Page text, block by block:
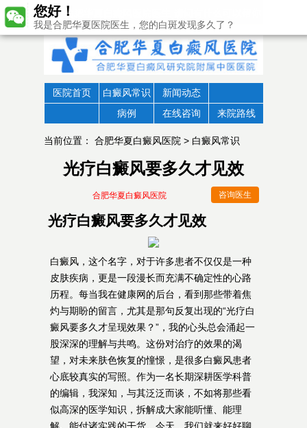
医院首页 白癜风常识
新闻动态
病例
在线咨询 来院路线
当前位置： 合肥华夏白癜风医院 > 白癜风常识
光疗白癜风要多久才见效
合肥华夏白癜风医院 咨询医生
光疗白癜风要多久才见效
白癜风，这个名字，对于许多患者不仅仅是一种
皮肤疾病，更是一段漫长而充满不确定性的心路
历程。每当我在健康网的后台，看到那些带着焦
灼与期盼的留言，尤其是那句反复出现的“光疗白
癜风要多久才呈现效果？”，我的心头总会涌起一
股深深的理解与共鸣。这份对治疗的效果的渴
望，对未来肤色恢复的憧憬，是很多白癜风患者
心底较真实的写照。作为一名长期深耕医学科普
的编辑，我深知，与其泛泛而谈，不如将那些看
似高深的医学知识，拆解成大家能听懂、能理
您好！
我是合肥华夏医院医生，您的白斑发现多久了？